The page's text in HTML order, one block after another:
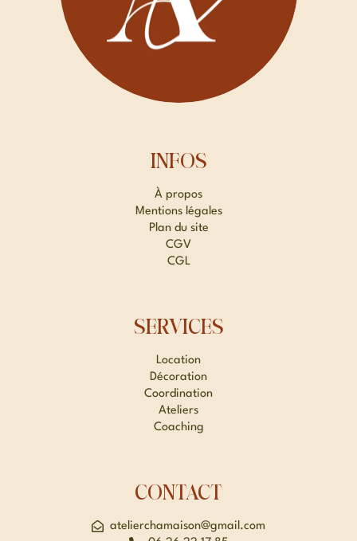
INFOS
À propos
Mentions légales
Plan du site
CGV
CGL
SERVICES
Location
Décoration
Coordination
Ateliers
Coaching
CONTACT
atelierchamaison@gmail.com